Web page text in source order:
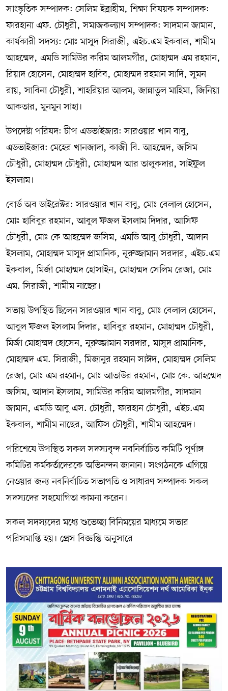
সাংস্কৃতিক সম্পাদক: সেলিম ইব্রাহীম, শিক্ষা বিষয়ক সম্পাদক:
ফারহানা এফ. চৌধুরী, সমাজকল্যাণ সম্পাদক: সাদমান জামান,
কার্যকারী সদস্য: মোঃ মাসুদ সিরাজী, এইচ.এম ইকবাল, শামীম
আহম্মেদ, এমডি সামিউর করিম আলমগীর, মোহাম্মদ এম রহমান,
রিয়াদ হোসেন, মোহাম্মদ হাবিব, মোহাম্মদ রহমান সাদি, সুমন
রায়, সাবিনা চৌধুরী, শাহরিয়ার আলম, জান্নাতুল মাহিমা, জিনিয়া
আকতার, মুনমুন সাহা।
উপদেষ্টা পরিষদ: চীপ এডভাইজার: সারওয়ার খান বাবু,
এডভাইজার: মেহের খানজাদা, কাজী বি. আহম্মেদ, জসিম
চৌধুরী, মোহাম্মদ চৌধুরী, মোহাম্মদ আর তালুকদার, সাইফুল
ইসলাম।
বোর্ড অব ডাইরেক্টর: সারওয়ার খান বাবু, মোঃ বেলাল হোসেন,
মোঃ হাবিবুর রহমান, আবুল ফজল ইসলাম দিদার, আসিফ
চৌধুরী, মোঃ কে আহম্মেদ জসিম, এমডি আবু চৌধুরী, আদান
ইসলাম, মোহাম্মদ মাসুদ প্রামানিক, নূরুজ্জামান সরদার, এইচ.এম
ইকবাল, মির্জা মোহাম্মদ হোসাইন, মোহাম্মদ সেলিম রেজা, মোঃ
এম. সিরাজী, শামীম নাছের।
সভায় উপস্থিত ছিলেন সারওয়ার খান বাবু, মোঃ বেলাল হোসেন,
আবুল ফজল ইসলাম দিদার, হাবিবুর রহমান, মোহাম্মদ চৌধুরী,
মির্জা মোহাম্মদ হোসেন, নূরুজ্জামান সরদার, মাসুদ প্রামানিক,
মোহাম্মদ এম. সিরাজী, মিজানুর রহমান সাঈদ, মোহাম্মদ সেলিম
রেজা, মোঃ এম রহমান, মোঃ আতাউর রহমান, মোঃ কে. আহম্মেদ
জসিম, আদান ইসলাম, সামিউর করিম আলমগীর, সাদমান
জামান, এমডি আবু এস. চৌধুরী, ফারহান চৌধুরী, এইচ.এম
ইকবাল, শামীম নাছের, আফিস চৌধুরী, শামীম আহম্মেদ।
পরিশেষে উপস্থিত সকল সদস্যবৃন্দ নবনির্বাচিত কমিটি পূর্ণাঙ্গ
কমিটির কর্মকর্তাদেরকে অভিনন্দন জানান। সংগঠনকে এগিয়ে
নেওয়ার জন্য নবনির্বাচিত সভাপতি ও সাধারণ সম্পাদক সকল
সদস্যদের সহযোগিতা কামনা করেন।
সকল সদস্যদের মধ্যে শুভেচ্ছা বিনিময়ের মাধ্যমে সভার
পরিসমাপ্তি হয়। প্রেস বিজ্ঞপ্তি অনুসারে